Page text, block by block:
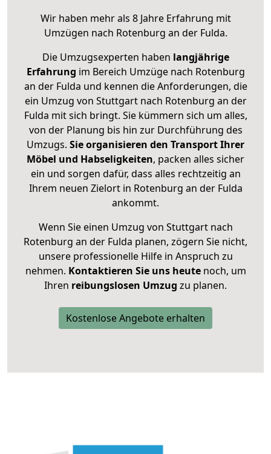
Wir haben mehr als 8 Jahre Erfahrung mit
Umzügen nach Rotenburg an der Fulda.
Die Umzugsexperten haben langjährige
Erfahrung im Bereich Umzüge nach Rotenburg
an der Fulda und kennen die Anforderungen, die
ein Umzug von Stuttgart nach Rotenburg an der
Fulda mit sich bringt. Sie kümmern sich um alles,
von der Planung bis hin zur Durchführung des
Umzugs. Sie organisieren den Transport Ihrer
Möbel und Habseligkeiten, packen alles sicher
ein und sorgen dafür, dass alles rechtzeitig an
Ihrem neuen Zielort in Rotenburg an der Fulda
ankommt.
Wenn Sie einen Umzug von Stuttgart nach
Rotenburg an der Fulda planen, zögern Sie nicht,
unsere professionelle Hilfe in Anspruch zu
nehmen. Kontaktieren Sie uns heutenoch, um
Ihren reibungslosen Umzug zu planen.
Kostenlose Angebote erhalten